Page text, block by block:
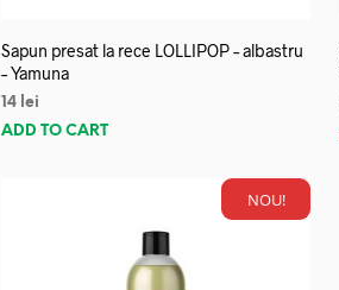
Sapun presat la rece LOLLIPOP – albastru
– Yamuna
14 lei
ADD TO CART
NOU!